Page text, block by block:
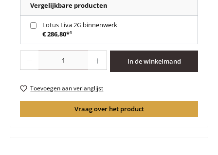
Vergelijkbare producten
Lotus Liva 2G binnenwerk
€ 286,80*¹
Producthoeveelheid: Voer de gewenste hoeveelheid in of gebruik de
In de winkelmand
Toevoegen aan verlanglijst
Vraag over het product